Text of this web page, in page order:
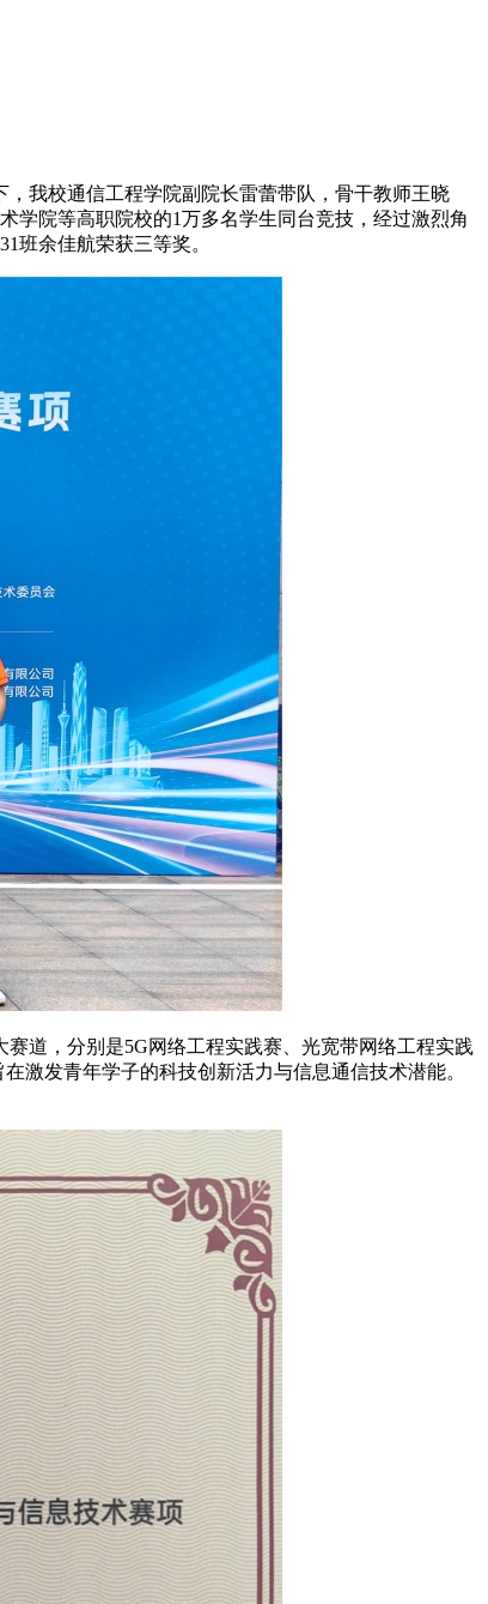
我校通信工程学院副院长雷蕾带队，骨干教师王晓
学院等高职院校的1万多名学生同台竞技，经过激烈角
班余佳航荣获三等奖。
道，分别是5G网络工程实践赛、光宽带网络工程实践
激发青年学子的科技创新活力与信息通信技术潜能。